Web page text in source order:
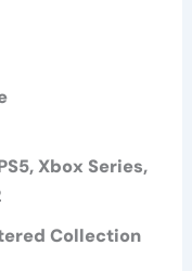
Xbox Series,
Collection